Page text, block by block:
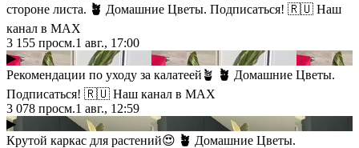
cтopoне лиcта. 🪴 Домашние Цветы. Подписаться! 🇷🇺 Наш
канал в МАХ
3 155 просм.1 авг., 17:00
▶
Рекомендации по уходу за калатеей🪴 🪴 Домашние Цветы.
Подписаться! 🇷🇺 Наш канал в МАХ
3 078 просм.1 авг., 12:59
▶
Крутой каркас для растений😍 🪴 Домашние Цветы.